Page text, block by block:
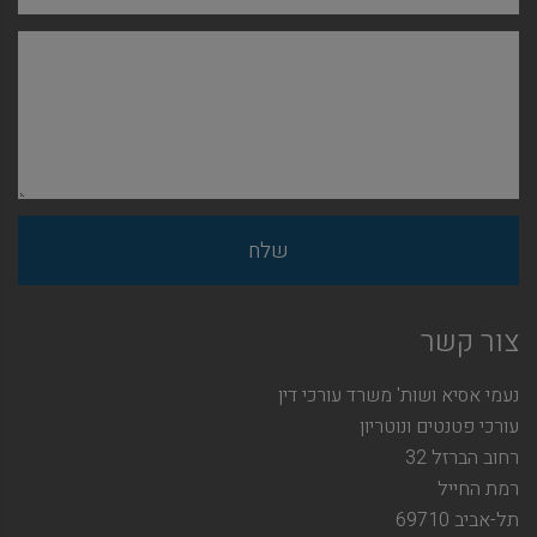
צור קשר
נעמי אסיא ושות' משרד עורכי דין
עורכי פטנטים ונוטריון
רחוב הברזל 32
רמת החייל
תל-אביב 69710